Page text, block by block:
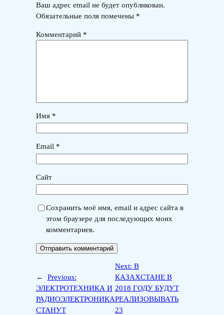
Ваш адрес email не будет опубликован.
Обязательные поля помечены *
Комментарий *
Имя *
Email *
Сайт
Сохранить моё имя, email и адрес сайта в
этом браузере для последующих моих
комментариев.
←
Previous:
ЭЛЕКТРОТЕХНИКА И
РАДИОЭЛЕКТРОНИКА
СТАНУТ
Next: В
КАЗАXСТАНЕ В
2018 ГОДУ БУДУТ
РЕАЛИЗОВЫВАТЬ
23